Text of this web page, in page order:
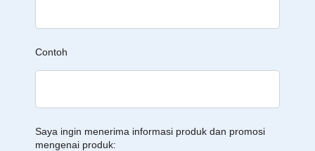
Contoh
Saya ingin menerima informasi produk dan promosi
mengenai produk: